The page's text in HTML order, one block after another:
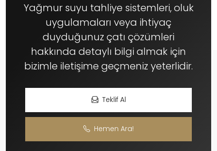
Yağmur suyu tahliye sistemleri, oluk
uygulamaları veya ihtiyaç
duyduğunuz çatı çözümleri
hakkında detaylı bilgi almak için
bizimle iletişime geçmeniz yeterlidir.
Teklif Al
Hemen Ara!